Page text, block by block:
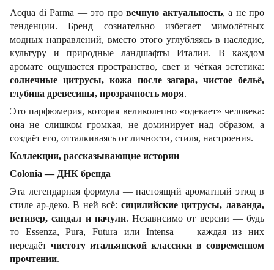
Acqua di Parma — это про вечную актуальность, а не про
тенденции. Бренд сознательно избегает мимолётных
модных направлений, вместо этого углубляясь в наследие,
культуру и природные ландшафты Италии. В каждом
аромате ощущается пространство, свет и чёткая эстетика:
солнечные цитрусы, кожа после загара, чистое бельё,
глубина древесины, прозрачность моря.
Это парфюмерия, которая великолепно «одевает» человека:
она не слишком громкая, не доминирует над образом, а
создаёт его, отталкиваясь от личности, стиля, настроения.
Коллекции, рассказывающие истории
Colonia — ДНК бренда
Эта легендарная формула — настоящий ароматный этюд в
стиле ар-деко. В ней всё: сицилийские цитрусы, лаванда,
ветивер, сандал и пачули. Независимо от версии — будь
то Essenza, Pura, Futura или Intensa — каждая из них
передаёт чистоту итальянской классики в современном
прочтении.